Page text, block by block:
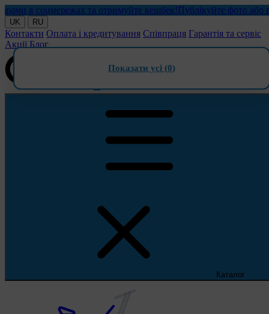
в соцмережах та отримуйте кешбек!Публікуйте фото або
UK RU
Контакти Оплата і кредитування Співпраця Гарантія та сервіс
Акції Блог
Каталог
Показати усі (0)